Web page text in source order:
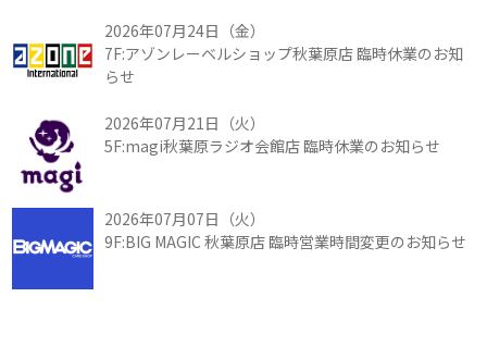
2026年07月24日（金）
7F:アゾンレーベルショップ秋葉原店 臨時休業のお知
らせ
2026年07月21日（火）
5F:magi秋葉原ラジオ会館店 臨時休業のお知らせ
2026年07月07日（火）
9F:BIG MAGIC 秋葉原店 臨時営業時間変更のお知らせ